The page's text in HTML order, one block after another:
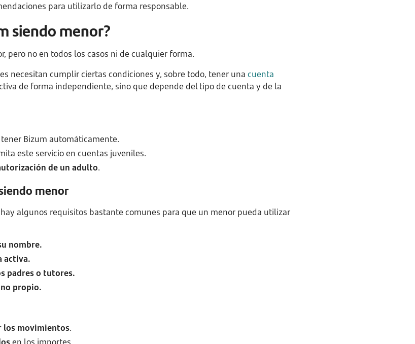
para utilizarlo de forma responsable.
siendo menor?
pero no en todos los casos ni de cualquier forma.
necesitan cumplir ciertas condiciones y, sobre todo, tener una cuenta
de forma independiente, sino que depende del tipo de cuenta y de la
Bizum automáticamente.
este servicio en cuentas juveniles.
de un adulto.
menor
algunos requisitos bastante comunes para que un menor pueda utilizar
nombre.
activa.
padres o tutores.
propio.
los movimientos.